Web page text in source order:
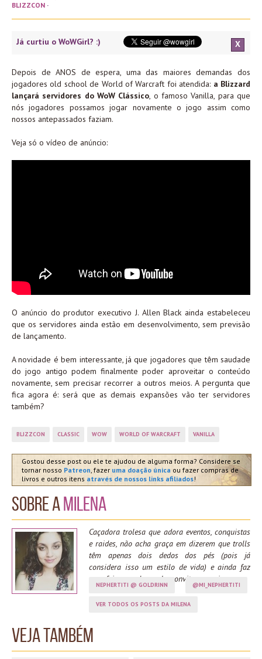
BLIZZCON ·
Já curtiu o WoWGirl? :) X
Depois de ANOS de espera, uma das maiores demandas dos
jogadores old school de World of Warcraft foi atendida: a Blizzard
lançará servidores do WoW Clássico, o famoso Vanilla, para que
nós jogadores possamos jogar novamente o jogo assim como
nossos antepassados faziam.
Veja só o vídeo de anúncio:
O anúncio do produtor executivo J. Allen Black ainda estabeleceu
que os servidores ainda estão em desenvolvimento, sem previsão
de lançamento.
A novidade é bem interessante, já que jogadores que têm saudade
do jogo antigo podem finalmente poder aproveitar o conteúdo
novamente, sem precisar recorrer a outros meios. A pergunta que
fica agora é: será que as demais expansões vão ter servidores
também?
BLIZZCON CLASSIC WOW WORLD OF WARCRAFT VANILLA
Gostou desse post ou ele te ajudou de alguma forma? Considere se
tornar nosso Patreon, fazer uma doação única ou fazer compras de
livros e outros itens através de nossos links afiliados!
Sobre aMilena
Caçadora trolesa que adora eventos, conquistas
e raides, não acha graça em dizerem que trolls
têm apenas dois dedos dos pés (pois já
considera isso um estilo de vida) e ainda faz
cara feia quando recebe convites para ir arena.
NEPHERTITI @ GOLDRINN @MI_NEPHERTITI
VER TODOS OS POSTS DA MILENA
Veja também